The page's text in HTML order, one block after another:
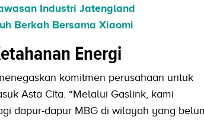
Industri Jatengland
Berkah Bersama Xiaomi
Energi
komitmen perusahaan untuk
Asta Cita. “Melalui Gaslink, kami
dapur-dapur MBG di wilayah yang